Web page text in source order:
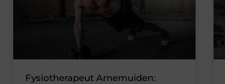
Fysiotherapeut Arnemuiden: